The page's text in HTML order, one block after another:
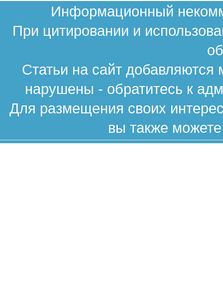
Информационный
При цитировании и
Статьи на сайт
нарушены - обратитесь к
Для размещения своих
вы также